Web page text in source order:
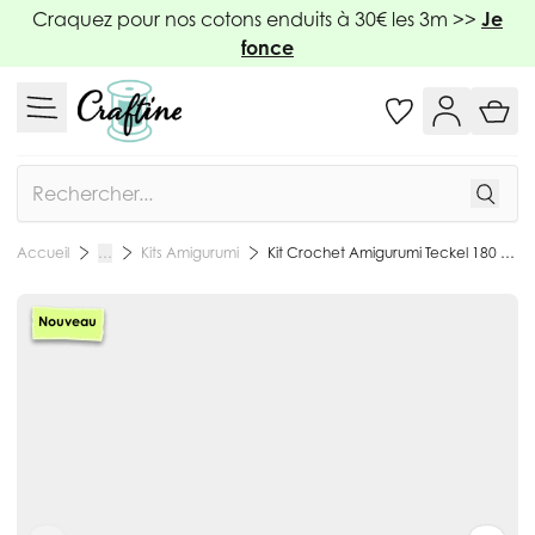
Allez au contenu
Craquez pour nos cotons enduits à 30€ les 3m >> Je
fonce
Accueil … Kits Amigurumi Kit Crochet Amigurumi Teckel 180 mm - Graine Créative
Nouveau